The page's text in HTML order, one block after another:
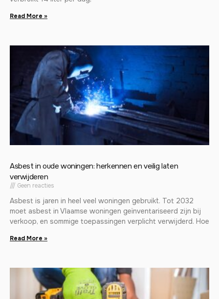
Read More »
Asbest in oude woningen: herkennen en veilig laten
verwijderen
Geen reacties
Asbest is jaren in heel veel woningen gebruikt. Tot 2032
moet asbest in Vlaamse woningen geïnventariseerd zijn bij
verkoop, en sommige toepassingen verplicht verwijderd. Hoe
Read More »